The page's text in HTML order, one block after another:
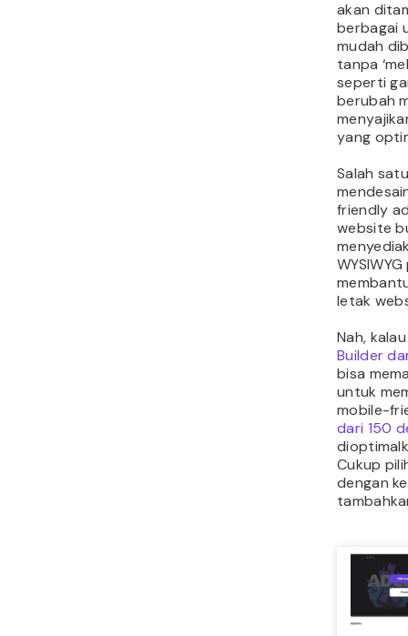
akan
berbagai
mudah
tanpa
seperti
berubah
yang
Salah
friendly
website
letak
Nah,
Builder
bisa
untuk
mobile-
dari 150
Cukup
dengan